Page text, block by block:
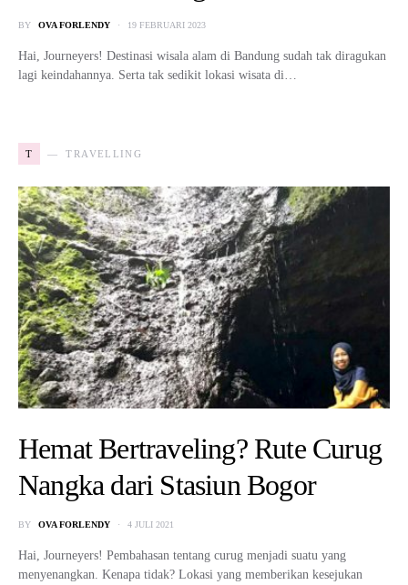
BY OVA FORLENDY 19 FEBRUARI 2023
Hai, Journeyers! Destinasi wisala alam di Bandung sudah tak diragukan
lagi keindahannya. Serta tak sedikit lokasi wisata di…
T TRAVELLING
Hemat Bertraveling? Rute Curug
Nangka dari Stasiun Bogor
BY OVA FORLENDY 4 JULI 2021
Hai, Journeyers! Pembahasan tentang curug menjadi suatu yang
menyenangkan. Kenapa tidak? Lokasi yang memberikan kesejukan